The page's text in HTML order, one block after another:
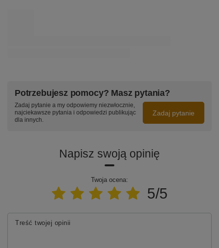
Potrzebujesz pomocy? Masz pytania?
Zadaj pytanie a my odpowiemy niezwłocznie,
najciekawsze pytania i odpowiedzi publikując
dla innych.
Zadaj pytanie
Napisz swoją opinię
Twoja ocena:
5/5
Treść twojej opinii